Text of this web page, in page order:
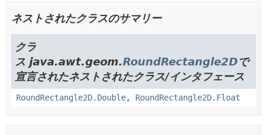
ネストされたクラスのサマリー
クラ
ス java.awt.geom.RoundRectangle2Dで
宣言されたネストされたクラス/インタフェース
RoundRectangle2D.Double, RoundRectangle2D.Float